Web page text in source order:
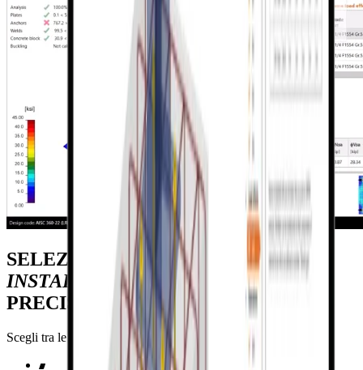
SELEZIONA IL TIPO DI
INSTALLAZIONE
PER RISULTATI
PRECISI
Scegli tra le seguenti opzioni di montaggio nel menu a discesa: